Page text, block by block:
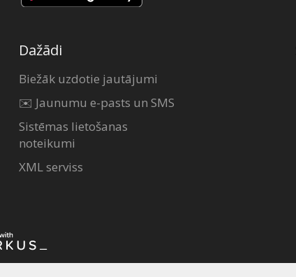
Dažādi
Biežāk uzdotie jautājumi
✉️ Jaunumu e-pasts un SMS
Sistēmas lietošanas
noteikumi
XML serviss